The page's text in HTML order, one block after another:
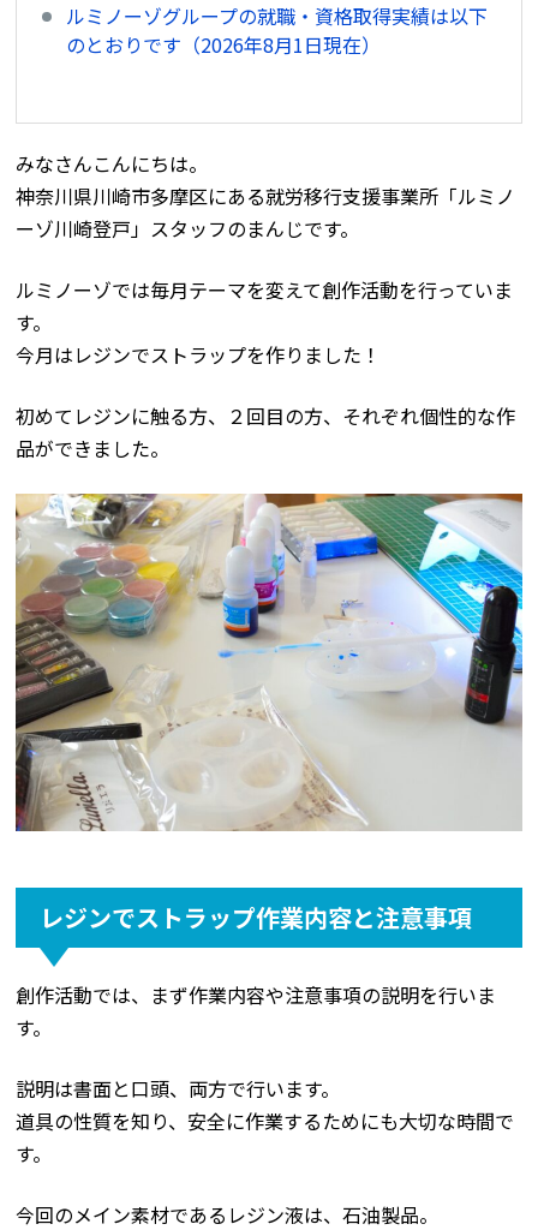
ルミノーゾグループの就職・資格取得実績は以下
のとおりです（2026年8月1日現在）
みなさんこんにちは。
神奈川県川崎市多摩区にある就労移行支援事業所「ルミノ
ーゾ川崎登戸」スタッフのまんじです。
ルミノーゾでは毎月テーマを変えて創作活動を行っていま
す。
今月はレジンでストラップを作りました！
初めてレジンに触る方、２回目の方、それぞれ個性的な作
品ができました。
レジンでストラップ作業内容と注意事項
創作活動では、まず作業内容や注意事項の説明を行いま
す。
説明は書面と口頭、両方で行います。
道具の性質を知り、安全に作業するためにも大切な時間で
す。
今回のメイン素材であるレジン液は、石油製品。